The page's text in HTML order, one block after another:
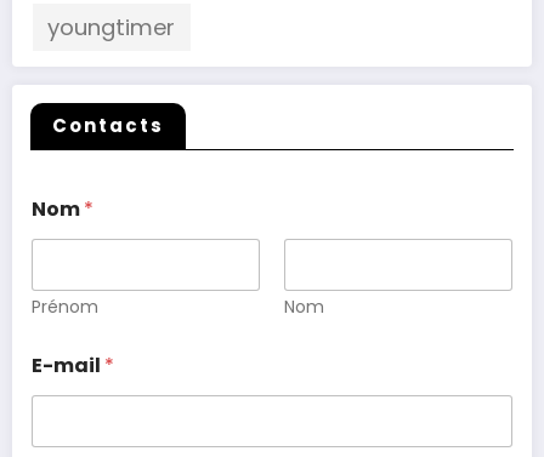
youngtimer
Contacts
Nom*
Prénom Nom
E-mail *